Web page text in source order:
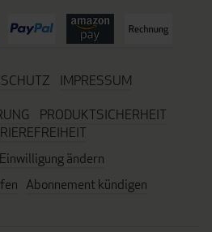
IMPRESSUM
PRODUKTSICHERHEIT
ändern
Abonnement kündigen